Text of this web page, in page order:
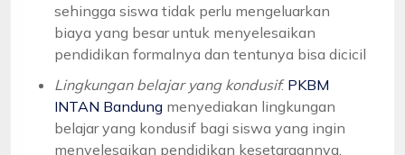
sehingga siswa tidak perlu mengeluarkan
biaya yang besar untuk menyelesaikan
pendidikan formalnya dan tentunya bisa dicicil
Lingkungan belajar yang kondusif: PKBM
INTAN Bandung menyediakan lingkungan
belajar yang kondusif bagi siswa yang ingin
menyelesaikan pendidikan kesetaraannya.